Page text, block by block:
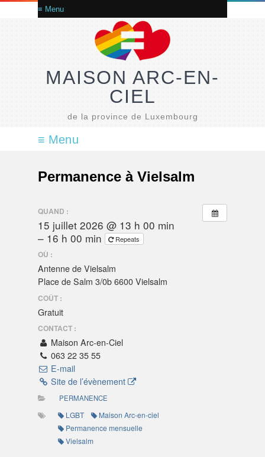
MAISON ARC-EN-
CIEL
de la province de Luxembourg
Permanence à Vielsalm
QUAND :
15 juillet 2026 @ 13 h 00 min
– 16 h 00 min
Repeats
OÙ :
Antenne de Vielsalm
Place de Salm 3/0b 6600 Vielsalm
COÛT :
Gratuit
CONTACT :
Maison Arc-en-Ciel
063 22 35 55
E-mail
Site de l’évènement
PERMANENCE
LGBT
Maison Arc-en-ciel
Permanence mensuelle
Vielsalm